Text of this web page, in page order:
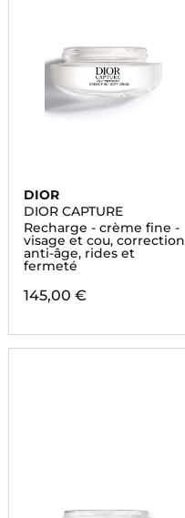
DIOR
DIOR CAPTURE
Recharge - crème fine -
visage et cou, correction
anti-âge, rides et
fermeté
145,00 €